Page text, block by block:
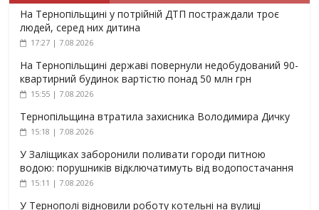
На Тернопільщині у потрійній ДТП постраждали троє
людей, серед них дитина
17:27 | 7.08.2026
На Тернопільщині державі повернули недобудований 90-
квартирний будинок вартістю понад 50 млн грн
15:55 | 7.08.2026
Тернопільщина втратила захисника Володимира Дичку
15:18 | 7.08.2026
У Заліщиках заборонили поливати городи питною
водою: порушників відключатимуть від водопостачання
15:11 | 7.08.2026
У Тернополі відновили роботу котельні на вулиці